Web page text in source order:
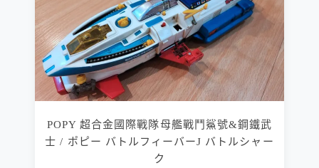
POPY 超合金國際戰隊母艦戰鬥鯊號&鋼鐵武
士 / ポピー バトルフィーバーJ バトルシャー
ク